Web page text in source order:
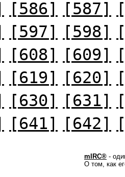
[586] [587]
[597] [598]
[608] [609]
[619] [620]
[630] [631]
[641] [642]
mIRC® -
О том, как